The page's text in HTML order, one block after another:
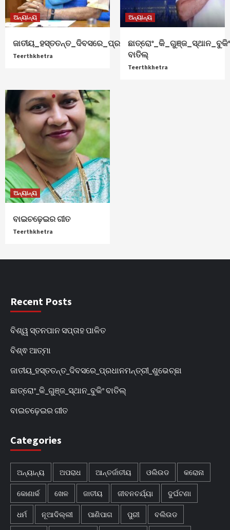
ଅନ୍ୟାନ୍ୟ
ଜାତୀୟ_ହସ୍ତତନ୍ତ_ଦିବସରେ_ପ୍ରଧାନମନ୍ତ୍ରୀ_ଶୁଭେଚ୍ଛା
Teerthkhetra
ଅନ୍ୟାନ୍ୟ
ଛାତ୍ରୋଂ_କି_ଗୁଞ୍ଜ_ସ୍ଥାନ_ବୁକିଂ
ବାତିଲ୍
Teerthkhetra
ଅନ୍ୟାନ୍ୟ
ବାଇଚଢ଼େଇର ଗୀତ
Teerthkhetra
Recent Posts
ବିଶ୍ୱ ସ୍ତନପାନ ସପ୍ତାହ ପାଳିତ
ବିଶ୍ଵ ଆତ୍ମା
ଜାତୀୟ_ହସ୍ତତନ୍ତ_ଦିବସରେ_ପ୍ରଧାନମନ୍ତ୍ରୀ_ଶୁଭେଚ୍ଛା
ଛାତ୍ରୋଂ_କି_ଗୁଞ୍ଜ_ସ୍ଥାନ_ବୁକିଂ ବାତିଲ୍
ବାଇଚଢ଼େଇର ଗୀତ
Categories
ଅନ୍ୟାନ୍ୟ ଅପରାଧ ଆନ୍ତର୍ଜାତୀୟ ଓଲିଉଡ କରୋନା
କୋଣାର୍କ ଖେଳ ଜାତୀୟ ଜୀବନଚର୍ଯ୍ୟା ଦୁର୍ଘଟଣା
ଧର୍ମ ନୂଆଦିଲ୍ଲୀ ପାଣିପାଗ ପୁରୀ ବଲିଉଡ